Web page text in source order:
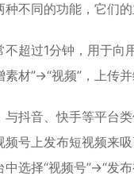
种不同的功能，它们的
超过1分钟，用于
材”→“视频”，上传
抖音、快手等平台
号上发布短视频来
选择“视频号”→“发